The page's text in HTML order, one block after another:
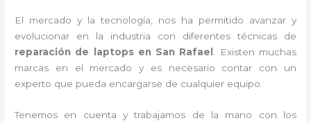
El mercado y la tecnología, nos ha permitido avanzar y
evolucionar en la industria con diferentes técnicas de
reparación de laptops en San Rafael
. Existen muchas
marcas en el mercado y es necesario contar con un
experto que pueda encargarse de cualquier equipo.
Tenemos en cuenta y trabajamos de la mano con los